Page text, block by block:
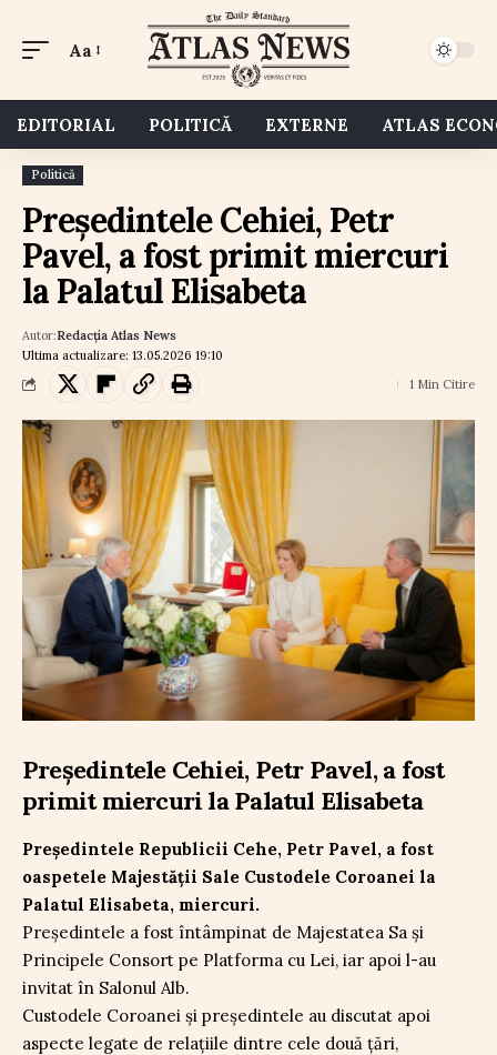
Aa
EDITORIAL POLITICĂ EXTERNE ATLAS
Politică
Președintele Cehiei, Petr
Pavel, a fost primit miercuri
la Palatul Elisabeta
Ultima actualizare: 13.05.2026 19:10
Autor:Redacția Atlas News
1 Min Citire
Președintele Cehiei, Petr Pavel, a fost
primit miercuri la Palatul Elisabeta
Președintele Republicii Cehe, Petr Pavel, a fost
oaspetele Majestății Sale Custodele Coroanei la
Palatul Elisabeta, miercuri.
Președintele a fost întâmpinat de Majestatea Sa și
Principele Consort pe Platforma cu Lei, iar apoi l-au
invitat în Salonul Alb.
Custodele Coroanei și președintele au discutat apoi
aspecte legate de relațiile dintre cele două țări,